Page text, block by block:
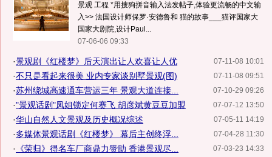
景观 工程 *用搜狗拼音输入法发帖子,体验更流畅的中文输
入>> 法国设计师保罗·安德鲁和 猫的故事___猫评国家大
国家大剧院,设计Paul...
07-06-06 09:33
07-11-08 10:01
·景观剧《红楼梦》后天演出让人欢喜让人优
07-11-08 09:51
·不只是看起来很美 业内专家谈别墅景观(图)
07-10-29 09:26
·苏州绕城高速通车营运三年 景观大道连接...
07-07-12 13:50
·"景观话剧"凤姐锁定何赛飞 胡彦斌黄豆豆加盟
07-05-11 14:19
·华山自然人文景观及历史概况综述
07-04-28 11:30
·多媒体景观话剧《红楼梦》 幕后主创终浮...
07-03-23 14:33
·
《荣归》得名车厂商鼎力赞助 香港景观尽...